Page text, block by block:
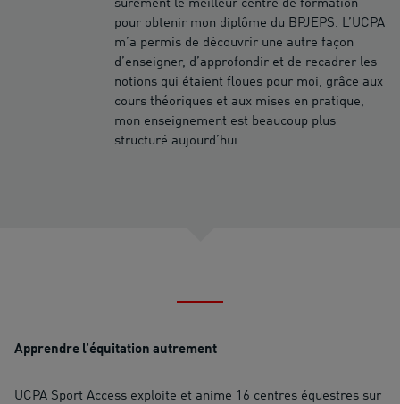
sûrement le meilleur centre de formation
pour obtenir mon diplôme du BPJEPS. L’UCPA
m’a permis de découvrir une autre façon
d’enseigner, d’approfondir et de recadrer les
notions qui étaient floues pour moi, grâce aux
cours théoriques et aux mises en pratique,
mon enseignement est beaucoup plus
structuré aujourd’hui.
Apprendre l’équitation autrement
UCPA Sport Access exploite et anime 16 centres équestres sur